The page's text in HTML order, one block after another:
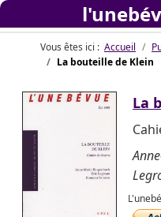
Vous êtes ici : Accueil
La bouteille de Klein
La